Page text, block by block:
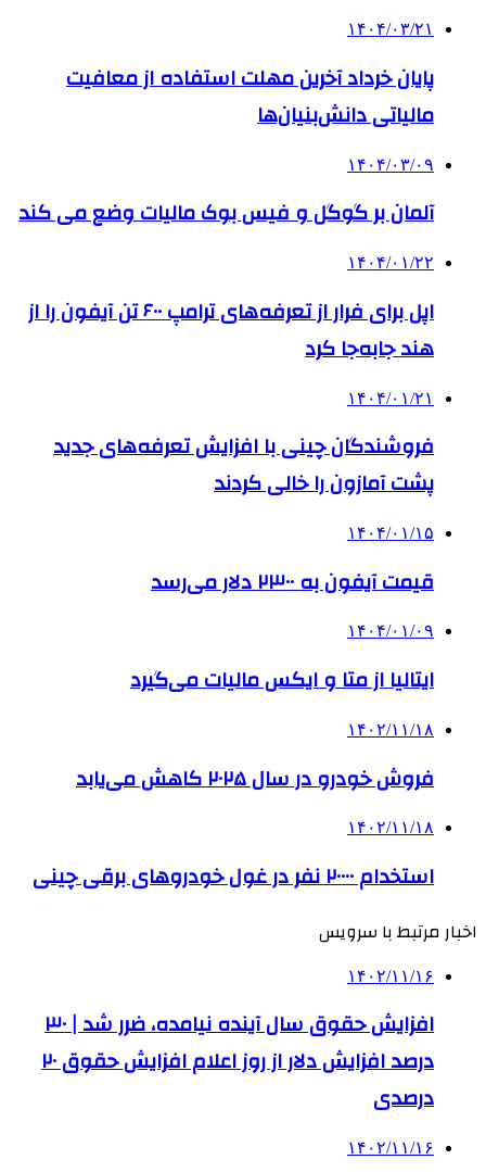
۱۴۰۴/۰۳/۲۱
پایان خرداد آخرین مهلت استفاده از معافیت
مالیاتی دانش‌بنیان‌ها
۱۴۰۴/۰۳/۰۹
آلمان بر گوگل و فیس بوک مالیات وضع می کند
۱۴۰۴/۰۱/۲۲
اپل برای فرار از تعرفه‌های ترامپ ۶۰۰ تن آیفون را از
هند جابه‌جا کرد
۱۴۰۴/۰۱/۲۱
فروشندگان چینی با افزایش تعرفه‌های جدید
پشت آمازون را خالی کردند
۱۴۰۴/۰۱/۱۵
قیمت آیفون به ۲۳۰۰ دلار می‌رسد
۱۴۰۴/۰۱/۰۹
ایتالیا از متا و ایکس مالیات می‌گیرد
۱۴۰۲/۱۱/۱۸
فروش خودرو در سال ۲۰۲۵ کاهش می‌یابد
۱۴۰۲/۱۱/۱۸
استخدام ۲۰۰۰۰ نفر در غول خودروهای برقی چینی
اخبار مرتبط با سرویس
۱۴۰۲/۱۱/۱۶
افزایش حقوق سال آینده نیامده، ضرر شد | ۳۰
درصد افزایش دلار از روز اعلام افزایش حقوق ۲۰
درصدی
۱۴۰۲/۱۱/۱۶